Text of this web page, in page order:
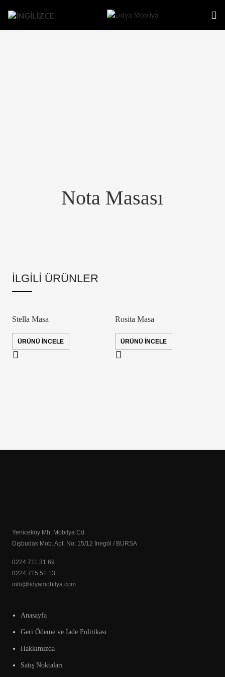
Nota Masası
İLGILI ÜRÜNLER
Stella Masa
ÜRÜNÜ İNCELE
Rosita Masa
ÜRÜNÜ İNCELE
Yeniceköy Mh. Mobilya Cd.
Dışbudak Mob. Apt. No: 15/12 İnegöl / BURSA
0224 711 31 69
0224 715 51 13
info@lidyamobilya.com
Anasayfa
Geri Ödeme ve İade Politikası
Hakkımızda
Satış Noktaları